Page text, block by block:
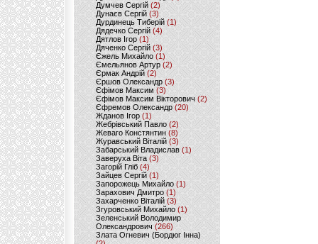
Думчев Сергій (2)
Дунаєв Сергій(3)
Дурдинець Тиберій (1)
Дядечко Сергій (4)
Дятлов Ігор (1)
Дяченко Сергій (3)
Єжель Михайло (1)
Ємельянов Артур (2)
Єрмак Андрій (2)
Єршов Олександр (3)
Єфімов Максим (3)
Єфімов Максим Вікторович (2)
Єфремов Олександр (20)
Жданов Ігор (1)
Жебрівський Павло (2)
Жеваго Констянтин (8)
Журавський Віталій (3)
Забарський Владислав (1)
Заверуха Віта (3)
Загорій Гліб (4)
Зайцев Сергій(1)
Запорожець Михайло (1)
Зарахович Дмитро (1)
Захарченко Віталій (3)
Згуровський Михайло (1)
Зеленський Володимир
Олександрович (266)
Злата Огневич (Бордюг Інна)